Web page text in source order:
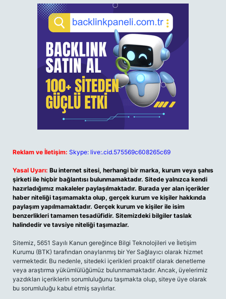
Reklam ve İletişim: Skype: live:.cid.575569c608265c69
Yasal Uyarı: Bu internet sitesi, herhangi bir marka, kurum veya şahıs
şirketi ile hiçbir bağlantısı bulunmamaktadır. Sitede yalnızca kendi
hazırladığımız makaleler paylaşılmaktadır. Burada yer alan içerikler
haber niteliği taşımamakta olup, gerçek kurum ve kişiler hakkında
paylaşım yapılmamaktadır. Gerçek kurum ve kişiler ile isim
benzerlikleri tamamen tesadüfidir. Sitemizdeki bilgiler taslak
halindedir ve tavsiye niteliği taşımazlar.
Sitemiz, 5651 Sayılı Kanun gereğince Bilgi Teknolojileri ve İletişim
Kurumu (BTK) tarafından onaylanmış bir Yer Sağlayıcı olarak hizmet
vermektedir. Bu nedenle, sitedeki içerikleri proaktif olarak denetleme
veya araştırma yükümlülüğümüz bulunmamaktadır. Ancak, üyelerimiz
yazdıkları içeriklerin sorumluluğunu taşımakta olup, siteye üye olarak
bu sorumluluğu kabul etmiş sayılırlar.